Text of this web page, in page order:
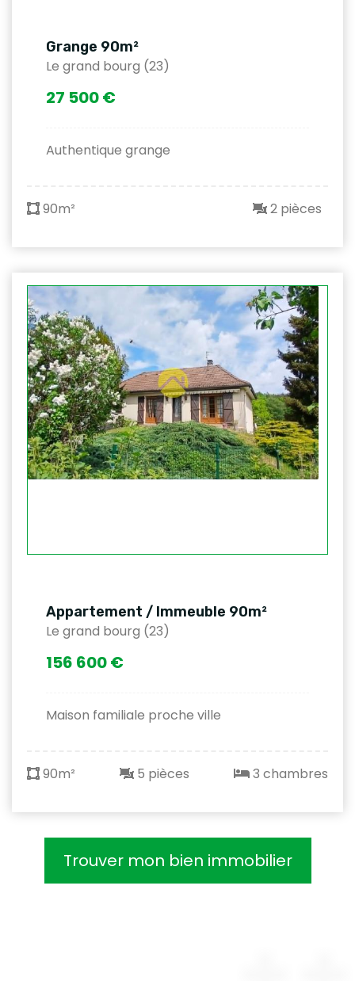
Grange 90m²
Le grand bourg (23)
27 500 €
Authentique grange
90m² 2 pièces
Appartement / Immeuble 90m²
Le grand bourg (23)
156 600 €
Maison familiale proche ville
90m² 5 pièces 3 chambres
Trouver mon bien immobilier